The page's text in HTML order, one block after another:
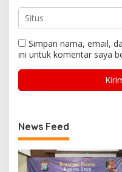
Simpan nama, email,
ini untuk komentar saya
News Feed